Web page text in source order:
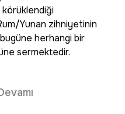
körüklendiği
Yunan zihniyetinin
bugüne herhangi bir
sermektedir.